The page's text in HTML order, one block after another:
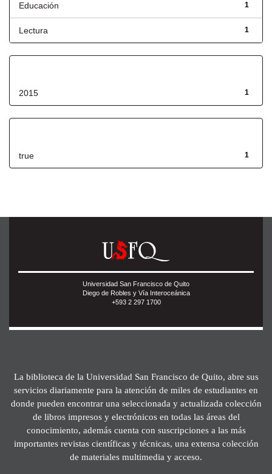
1
Educación
1
Lectura
1
2015
1
true
Universidad San Francisco de Quito
Diego de Robles y Vía Interoceánica
+593 2 297 1700
La biblioteca de la Universidad San Francisco de Quito, abre sus
servicios diariamente para la atención de miles de estudiantes en
donde pueden encontrar una seleccionada y actualizada colección
de libros impresos y electrónicos en todas las áreas del
conocimiento, además cuenta con suscripciones a las más
importantes revistas científicas y técnicas, una extensa colección
de materiales multimedia y acceso.